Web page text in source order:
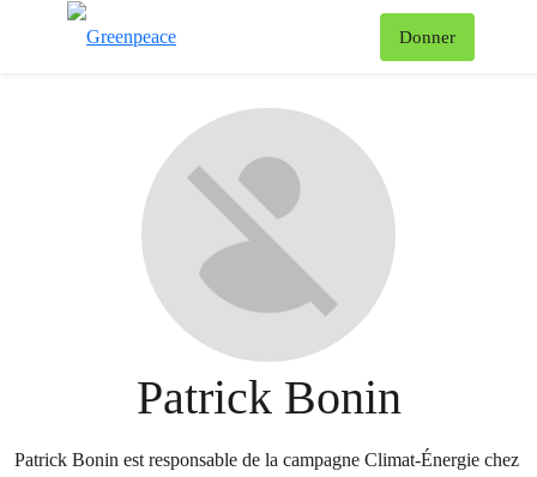
Donner
Patrick Bonin
Patrick Bonin est responsable de la campagne Climat-Énergie chez